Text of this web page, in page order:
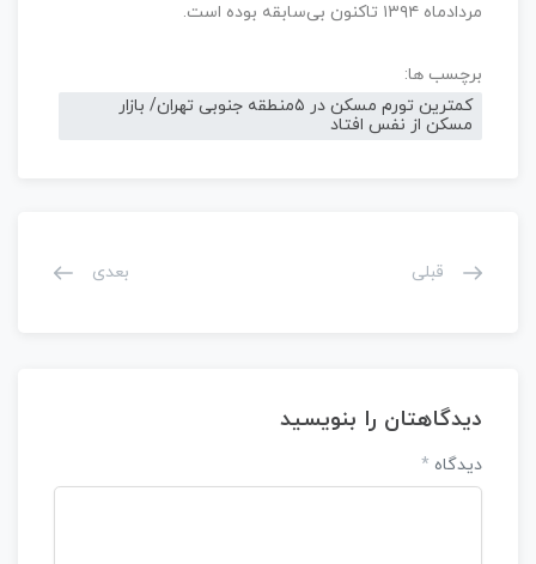
مردادماه ۱۳۹۴ تاکنون بی‌سابقه بوده است.
برچسب ها:
کمترین تورم مسکن در ۵منطقه جنوبی تهران/ بازار
مسکن از نفس افتاد
قبلی بعدی
دیدگاهتان را بنویسید
دیدگاه *